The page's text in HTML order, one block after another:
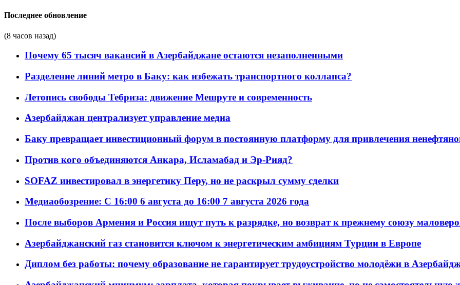
Последнее обновление
(8 часов назад)
Почему 65 тысяч вакансий в Азербайджане остаются незаполненными
Разделение линий метро в Баку: как избежать транспортного коллапса?
Летопись свободы Тебриза: движение Мешруте и современность
Азербайджан централизует управление медиа
Баку превращает инвестиционный форум в постоянную платформу для привлечения
Против кого объединяются Анкара, Исламабад и Эр-Рияд?
SOFAZ инвестировал в энергетику Перу, но не раскрыл сумму сделки
Медиаобозрение: С 16:00 6 августа до 16:00 7 августа 2026 года
После выборов Армения и Россия ищут путь к разрядке, но возврат к прежнему союзу
Азербайджанский газ становится ключом к энергетическим амбициям Турции в Европе
Диплом без работы: почему образование не гарантирует трудоустройство молодёжи в